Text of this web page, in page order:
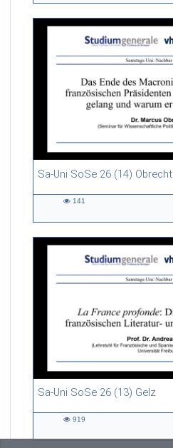
Sa-Uni SoSe 26 (14) Obrecht
46:53 duration
141
Sa-Uni SoSe 26 (13) Gelz
55:13 duration
919